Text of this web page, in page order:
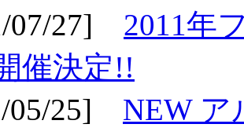
07/27] 2011年
催決定!!
05/25] NEW